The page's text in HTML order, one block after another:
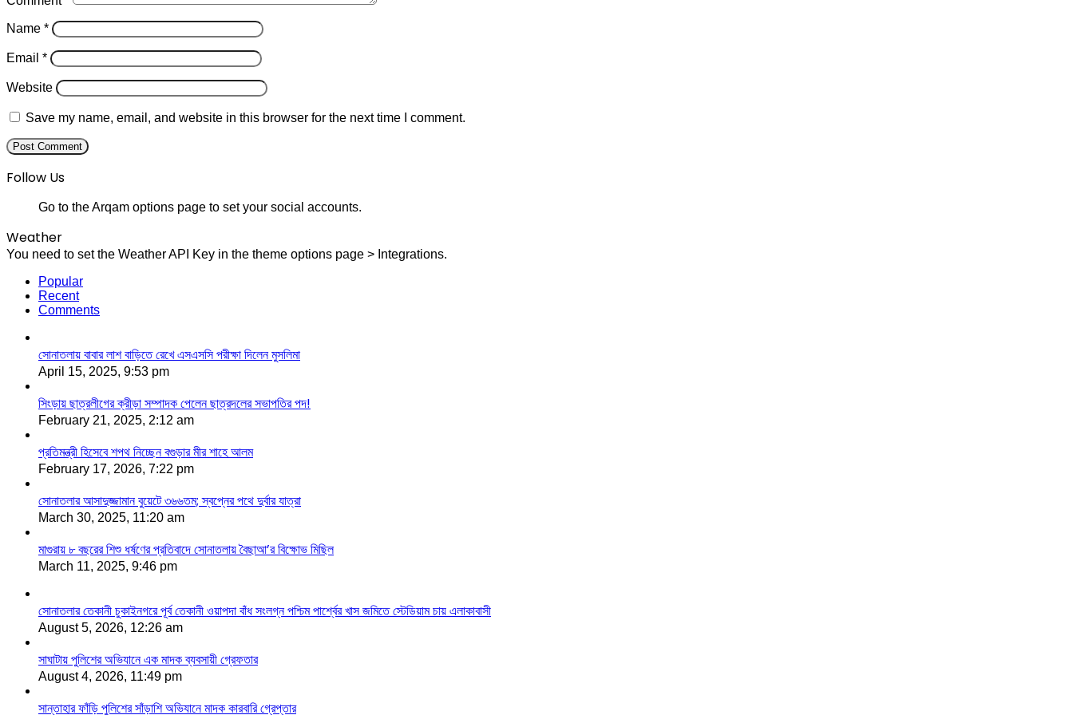
Name *
Email *
Website
Save my name, email, and website in this browser for the next time I comment.
Follow Us
Go to the Arqam options page to set your social accounts.
Weather
You need to set the Weather API Key in the theme options page > Integrations.
Popular
Recent
Comments
সোনাতলায় বাবার লাশ বাড়িতে রেখে এসএসসি পরীক্ষা দিলেন মুসলিমা
April 15, 2025, 9:53 pm
সিংড়ায় ছাত্রলীগের ক্রীড়া সম্পাদক পেলেন ছাত্রদলের সভাপতির পদ!
February 21, 2025, 2:12 am
প্রতিমন্ত্রী হিসেবে শপথ নিচ্ছেন বগুড়ার মীর শাহে আলম
February 17, 2026, 7:22 pm
সোনাতলার আসাদুজ্জামান বুয়েটে ৩৬৬তম; স্বপ্নের পথে দুর্বার যাত্রা
March 30, 2025, 11:20 am
মাগুরায় ৮ বছরের শিশু ধর্ষণের প্রতিবাদে সোনাতলায় বৈছাআ’র বিক্ষোভ মিছিল
March 11, 2025, 9:46 pm
সোনাতলার তেকানী চুকাইনগরে পূর্ব তেকানী ওয়াপদা বাঁধ সংলগ্ন পশ্চিম পার্শ্বের খাস জমিতে স্টেডিয়াম চায় এলাকাবাসী
August 5, 2026, 12:26 am
সাঘাটায় পুলিশের অভিযানে এক মাদক ব্যবসায়ী গ্রেফতার
August 4, 2026, 11:49 pm
সান্তাহার ফাঁড়ি পুলিশের সাঁড়াশি অভিযানে মাদক কারবারি গ্রেপ্তার